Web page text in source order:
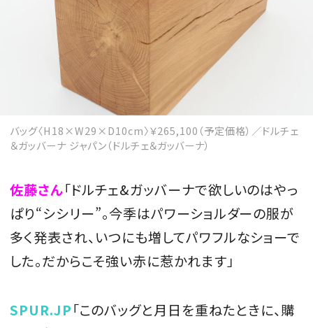
バッグ〈H18×W29×D10cm〉￥265,100（予定価格）／ドルチェ
＆ガッバーナ ジャパン（ドルチェ＆ガッバーナ）
佐藤さん「ドルチェ&ガッバーナで欲しいのはやっ
ぱり“シシリー”。今季はパワーショルダーの服が
多く発表され、いつにも増してパワフルなショーで
した。だからこそ強い赤に惹かれます」
SPUR.JP「このバッグと月日を重ねたときに、購